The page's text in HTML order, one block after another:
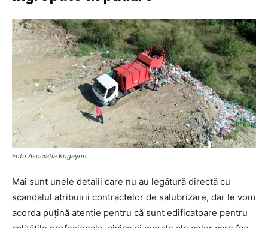
Foto Asociația Kogayon
Mai sunt unele detalii care nu au legătură directă cu
scandalul atribuirii contractelor de salubrizare, dar le vom
acorda puțină atenție pentru că sunt edificatoare pentru